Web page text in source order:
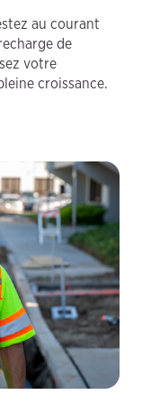
au courant
de
votre
croissance.